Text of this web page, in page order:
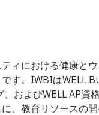
ィにおける健康と
す。IWBIはWELL
およびWELL AP資
、教育リソースの